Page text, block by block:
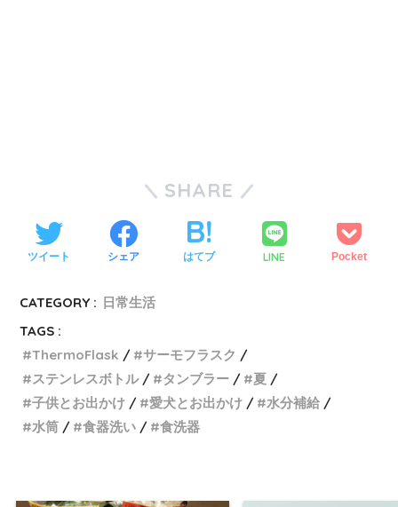
SHARE
ツイート シェア はてブ LINE Pocket
CATEGORY : 日常生活
TAGS :
ThermoFlask
サーモフラスク
ステンレスボトル
タンブラー
夏
子供とお出かけ
愛犬とお出かけ
水分補給
水筒
食器洗い 食洗器